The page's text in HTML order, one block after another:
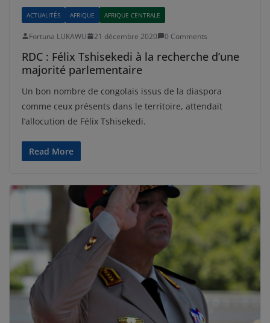
ACTUALITÉS AFRIQUE AFRIQUE CENTRALE
Fortuna LUKAWU 21 décembre 2020 0 Comments
RDC : Félix Tshisekedi à la recherche d’une
majorité parlementaire
Un bon nombre de congolais issus de la diaspora
comme ceux présents dans le territoire, attendait
l’allocution de Félix Tshisekedi.
Read More